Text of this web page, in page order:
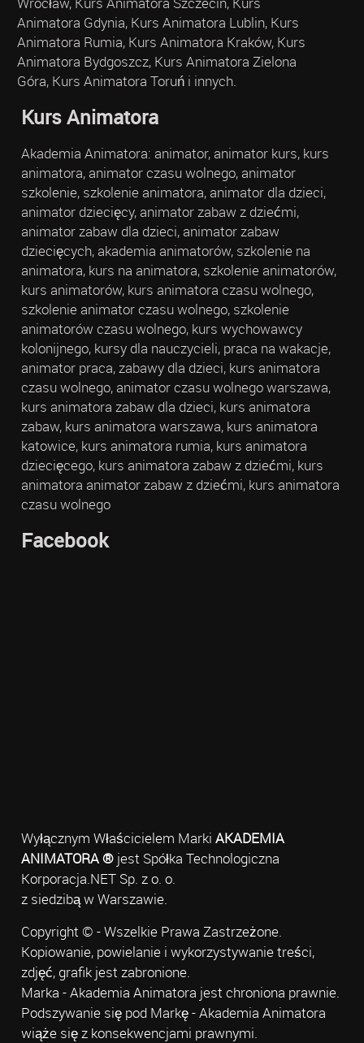
Animatora Gdynia, Kurs Animatora Lublin, Kurs
Animatora Rumia, Kurs Animatora Kraków, Kurs
Animatora Bydgoszcz, Kurs Animatora Zielona
Góra, Kurs Animatora Toruń i innych.
Kurs Animatora
Akademia Animatora: animator, animator kurs, kurs
animatora, animator czasu wolnego, animator
szkolenie, szkolenie animatora, animator dla dzieci,
animator dziecięcy, animator zabaw z dziećmi,
animator zabaw dla dzieci, animator zabaw
dziecięcych, akademia animatorów, szkolenie na
animatora, kurs na animatora, szkolenie animatorów,
kurs animatorów, kurs animatora czasu wolnego,
szkolenie animator czasu wolnego, szkolenie
animatorów czasu wolnego, kurs wychowawcy
kolonijnego, kursy dla nauczycieli, praca na wakacje,
animator praca, zabawy dla dzieci, kurs animatora
czasu wolnego, animator czasu wolnego warszawa,
kurs animatora zabaw dla dzieci, kurs animatora
zabaw, kurs animatora warszawa, kurs animatora
katowice, kurs animatora rumia, kurs animatora
dziecięcego, kurs animatora zabaw z dziećmi, kurs
animatora animator zabaw z dziećmi, kurs animatora
czasu wolnego
Facebook
Wyłącznym Właścicielem Marki AKADEMIA
ANIMATORA ®jest Spółka Technologiczna
Korporacja.NET Sp. z o. o.
z siedzibą w Warszawie.
Copyright © - Wszelkie Prawa Zastrzeżone.
Kopiowanie, powielanie i wykorzystywanie treści,
zdjęć, grafik jest zabronione.
Marka - Akademia Animatora jest chroniona prawnie.
Podszywanie się pod Markę - Akademia Animatora
wiąże się z konsekwencjami prawnymi.